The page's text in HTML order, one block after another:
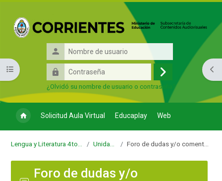
Nombre
de
usuario
Contraseña
Acceder
¿Olvidó su nombre de usuario o contraseña?
Solicitud Aula Virtual Educaplay Web
Abrir índice del curso
Foro de dudas y/o